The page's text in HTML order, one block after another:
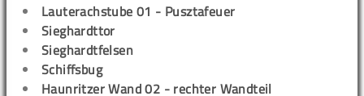
Lauterachstube 01 - Pusztafeuer
Sieghardttor
Sieghardtfelsen
Schiffsbug
Haunritzer Wand 02 - rechter Wandteil